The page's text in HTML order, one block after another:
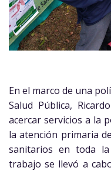
En el marco de una
Salud Pública,
acercar servicios a la
la atención primaria
sanitarios en toda
trabajo se llevó a